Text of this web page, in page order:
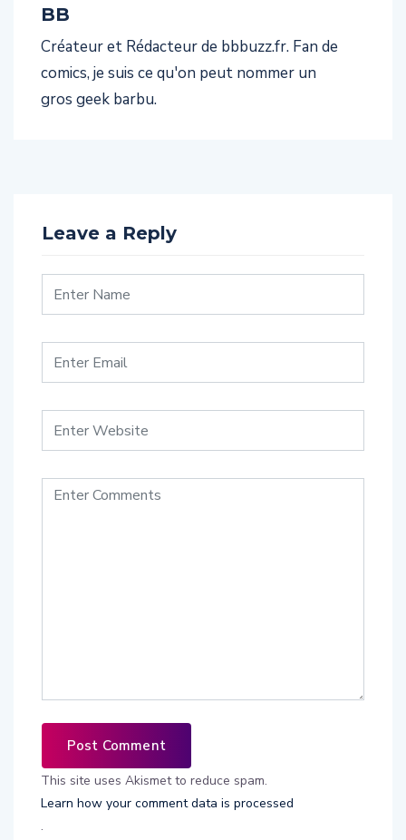
BB
Créateur et Rédacteur de bbbuzz.fr. Fan de
comics, je suis ce qu'on peut nommer un
gros geek barbu.
Leave a Reply
This site uses Akismet to reduce spam.
Learn how your comment data is processed
.